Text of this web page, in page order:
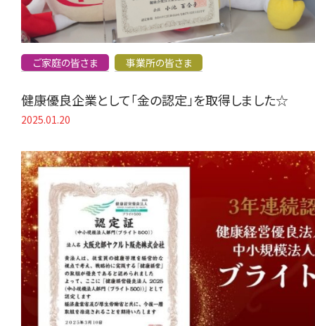
ご家庭の皆さま 事業所の皆さま
健康優良企業として「金の認定」を取得しました☆
2025.01.20